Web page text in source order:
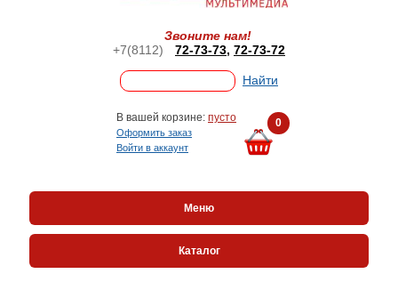
Звоните нам!
+7(8112)
72-73-73, 72-73-72
В вашей корзине: пусто
Оформить заказ
Войти в аккаунт
0
Меню
Каталог